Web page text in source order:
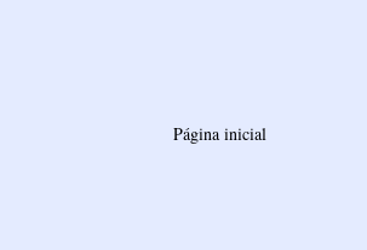
Página inicial